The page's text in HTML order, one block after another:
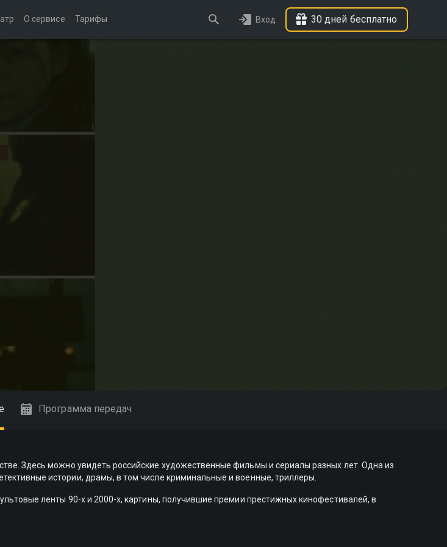
О сервисе Тарифы Вход 30 дней бесплатно
Программа передач
Здесь можно увидеть российские художественные фильмы и сериалы разных лет. Одна из
истории, драмы, в том числе криминальные и военные, триллеры.
ленты 90-х и 2000-х, картины, получившие премии престижных кинофестивалей, в